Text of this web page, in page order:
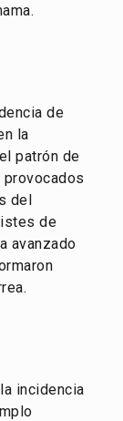
de
la
patrón de
del
de
avanzado
incidencia